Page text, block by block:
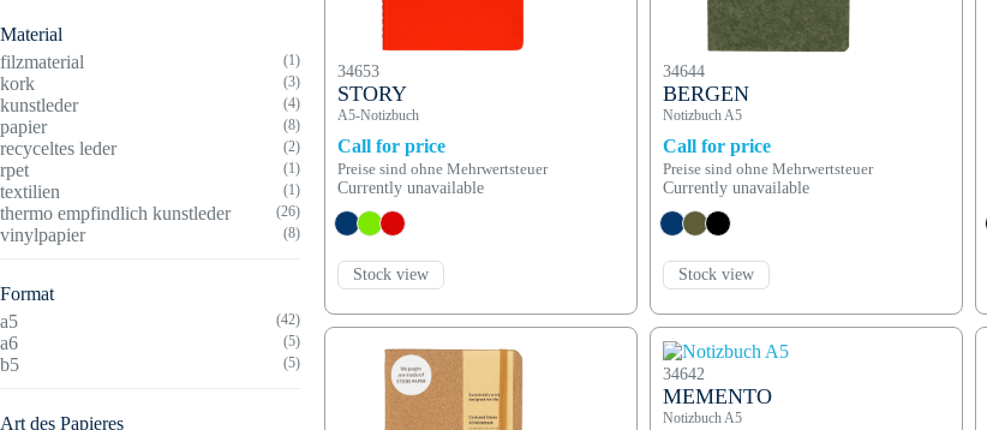
Material
filzmaterial
(1)
kork (3)
kunstleder (4)
papier (8)
recyceltes leder (2)
rpet (1)
textilien (1)
thermo empfindlich kunstleder (26)
vinylpapier (8)
Format
a5
(42)
a6 (5)
b5 (5)
Art des Papieres
34653
STORY
A5-Notizbuch
Call for price
Preise sind ohne Mehrwertsteuer
Currently unavailable
Stock view
34644
BERGEN
Notizbuch A5
Call for price
Preise sind ohne Mehrwertsteuer
Currently unavailable
Stock view
34642
MEMENTO
Notizbuch A5